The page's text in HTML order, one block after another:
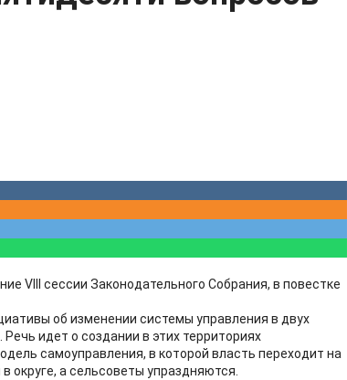
VIII сессии Законодательного Собрания, в повестке
об изменении системы управления в двух
идет о создании в этих территориях
самоуправления, в которой власть переходит на
округе, а сельсоветы упраздняются.